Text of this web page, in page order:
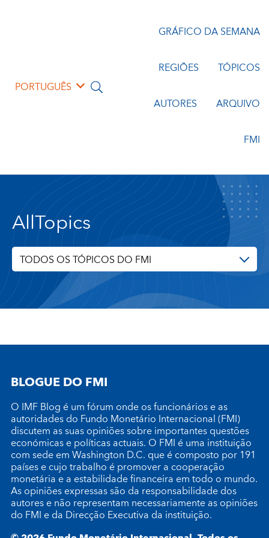
PORTUGUÊS
GRÁFICO DA SEMANA
REGIÕES TÓPICOS
AUTORES ARQUIVO
FMI
AllTopics
TODOS OS TÓPICOS DO FMI
BLOGUE DO FMI
O IMF Blog é um fórum onde os funcionários e as
autoridades do Fundo Monetário Internacional (FMI)
discutem as suas opiniões sobre importantes questões
económicas e políticas actuais. O FMI é uma instituição
com sede em Washington D.C. que é composto por 191
países e cujo trabalho é promover a cooperação
monetária e a estabilidade financeira em todo o mundo.
As opiniões expressas são da responsabilidade dos
autores e não representam necessariamente as opiniões
do FMI e da Direcção Executiva da instituição.